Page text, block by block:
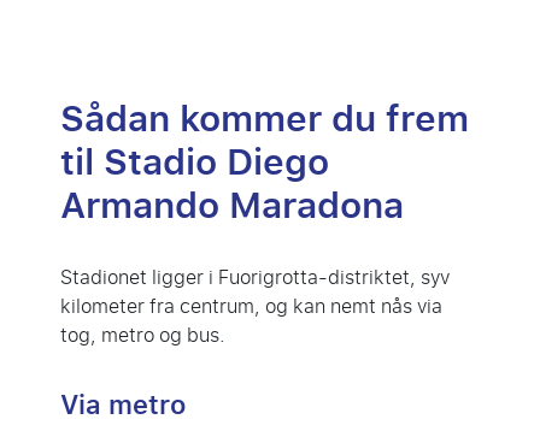
Sådan kommer du frem
til Stadio Diego
Armando Maradona
Stadionet ligger i Fuorigrotta-distriktet, syv
kilometer fra centrum, og kan nemt nås via
tog, metro og bus.
Via metro